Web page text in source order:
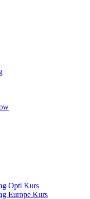
Opti Kurs
Europe Kurs